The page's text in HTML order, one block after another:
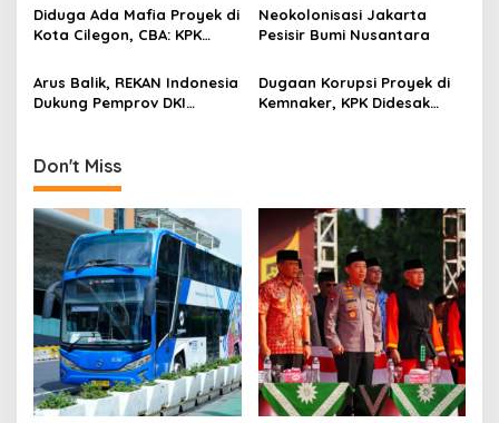
t
o
Diduga Ada Mafia Proyek di
Kota Cilegon, CBA: KPK
Neokolonisasi Jakarta
Pesisir Bumi Nusantara
Arus Balik, REKAN Indonesia
Dukung Pemprov DKI
Dugaan Korupsi Proyek di
Kemnaker, KPK Didesak
Don't Miss